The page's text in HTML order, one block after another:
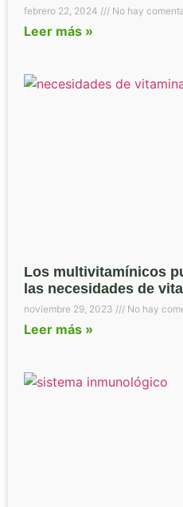
febrero 22, 2024 No hay
Leer más »
Los multivitamínicos
las necesidades de
noviembre 29, 2023 No hay
Leer más »